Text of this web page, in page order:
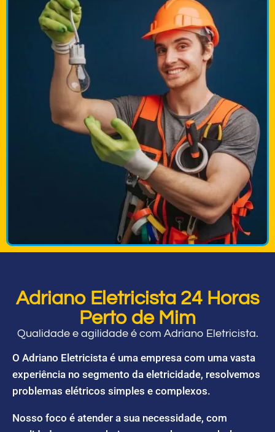
Adriano Eletricista 24 Horas
Perto de Mim
Qualidade e agilidade é com Adriano Eletricista.
O Adriano Eletricista é uma empresa com uma vasta
experiência no segmento da eletricidade, resolvemos
problemas elétricos simples e complexos.
Nosso foco é atender a sua necessidade, com